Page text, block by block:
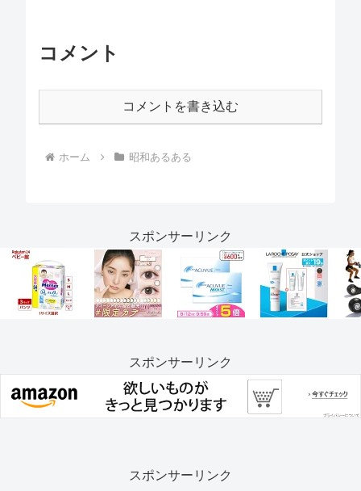
コメント
コメントを書き込む
ホーム 昭和あるある
スポンサーリンク
スポンサーリンク
スポンサーリンク